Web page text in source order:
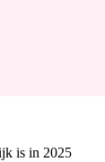
is in 2025